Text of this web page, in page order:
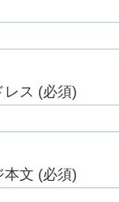
レス (必須)
本文 (必須)